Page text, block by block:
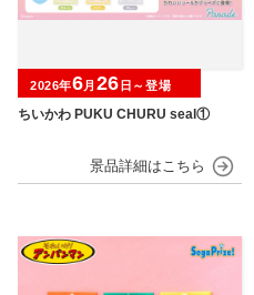
ちいかわ PUKU CHURU seal①
2026年6月 26 日～登場